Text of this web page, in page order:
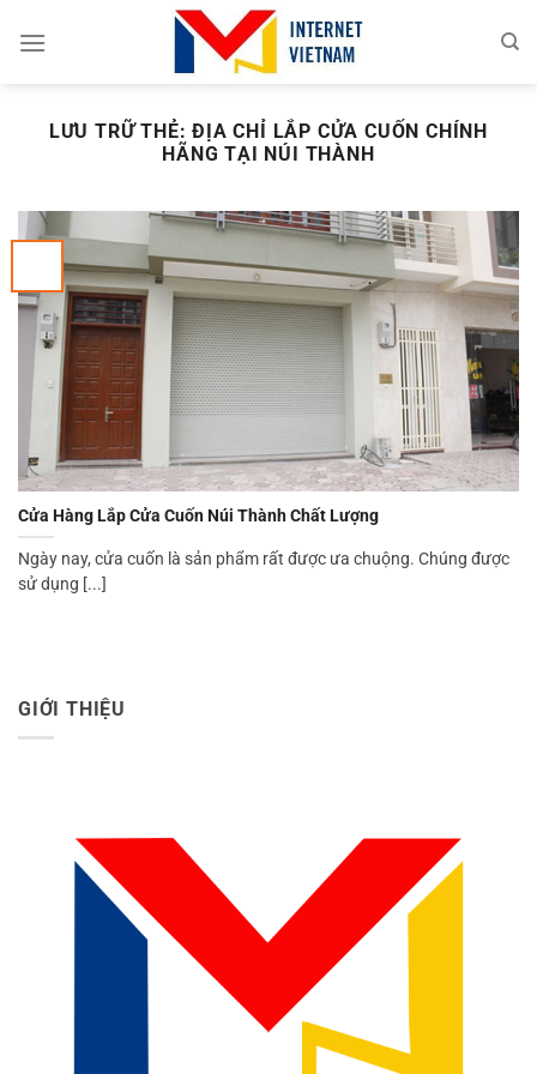
đến
LƯU TRỮ THẺ:ĐỊA CHỈ LẮP CỬA CUỐN CHÍNH
HÃNG TẠI NÚI THÀNH
Cửa Hàng Lắp Cửa Cuốn Núi Thành Chất Lượng
Ngày nay, cửa cuốn là sản phẩm rất được ưa chuộng. Chúng được
sử dụng [...]
GIỚI THIỆU